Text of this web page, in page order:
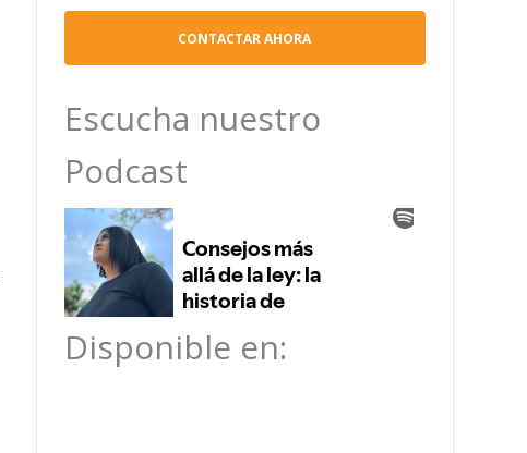
Escucha nuestro
Podcast
Disponible en: